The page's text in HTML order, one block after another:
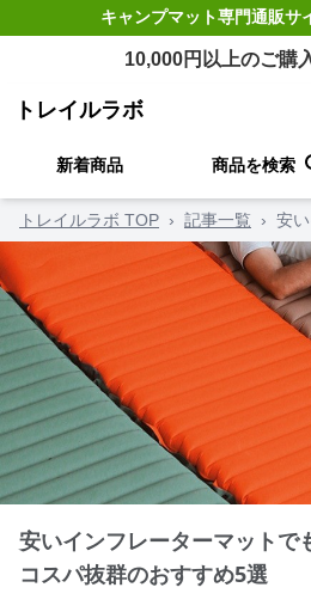
キャンプマット専門通販サ
10,000円以上のご購
トレイルラボ
新着商品 商品を検索
トレイルラボ TOP › 記事一覧 › 安
安いインフレーターマットで
コスパ抜群のおすすめ5選